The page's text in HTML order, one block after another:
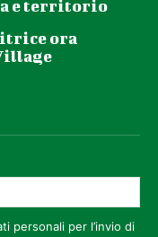
e territorio
ora
personali per l’invio di